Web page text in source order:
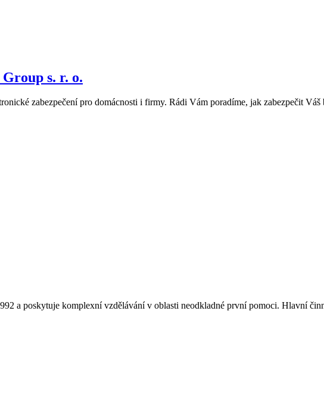
s. r. o.
zabezpečení pro domácnosti i firmy. Rádi Vám poradíme, jak zabezpečit
a poskytuje komplexní vzdělávání v oblasti neodkladné první pomoci. Hlavní